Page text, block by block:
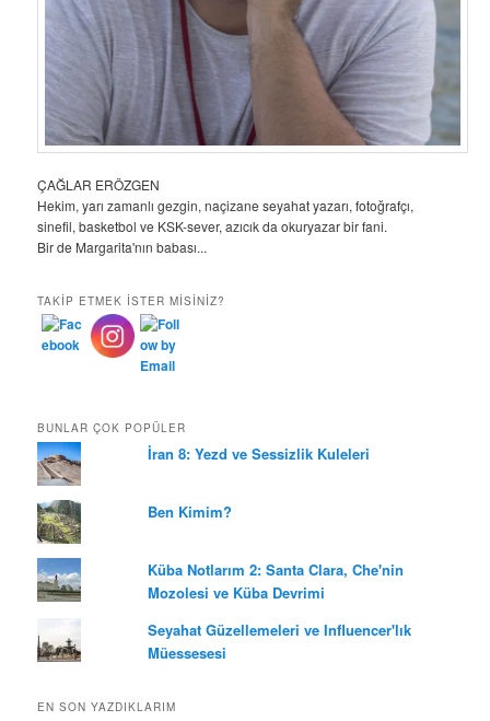
ÇAĞLAR ERÖZGEN
Hekim, yarı zamanlı gezgin, naçizane seyahat yazarı, fotoğrafçı,
sinefil, basketbol ve KSK-sever, azıcık da okuryazar bir fani.
Bir de Margarita'nın babası...
TAKIP ETMEK ISTER MISINIZ?
BUNLAR ÇOK POPÜLER
İran 8: Yezd ve Sessizlik Kuleleri
Ben Kimim?
Küba Notlarım 2: Santa Clara, Che'nin
Mozolesi ve Küba Devrimi
Seyahat Güzellemeleri ve Influencer'lık
Müessesesi
EN SON YAZDIKLARIM